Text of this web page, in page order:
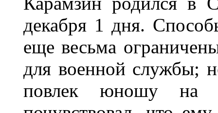
декабря 1 дня.
еще весьма
для военной службы;
повлек юношу на